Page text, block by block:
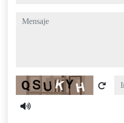
mensaje
Captcha